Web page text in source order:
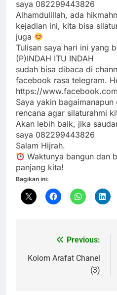
saya 082299443826
Alhamdulillah, ada
kejadian ini, kita bisa
juga
Tulisan saya hari ini yang
(P)INDAH ITU INDAH
sudah bisa dibaca di
facebook rasa telegram.
https://
Saya yakin
rencana agar silaturahmi
Akan lebih baik, jika
saya 082299443826
Salam Hijrah.
Waktunya bangun dan
panjang kita!
Bagikan ini:
Navigasi
pos
Previous:
Kolom Arafat Chanel
(3)